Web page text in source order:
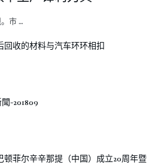
市 …
回收的材料与汽车环环相扣
-201809
顿菲尔辛辛那提（中国）成立20周年暨